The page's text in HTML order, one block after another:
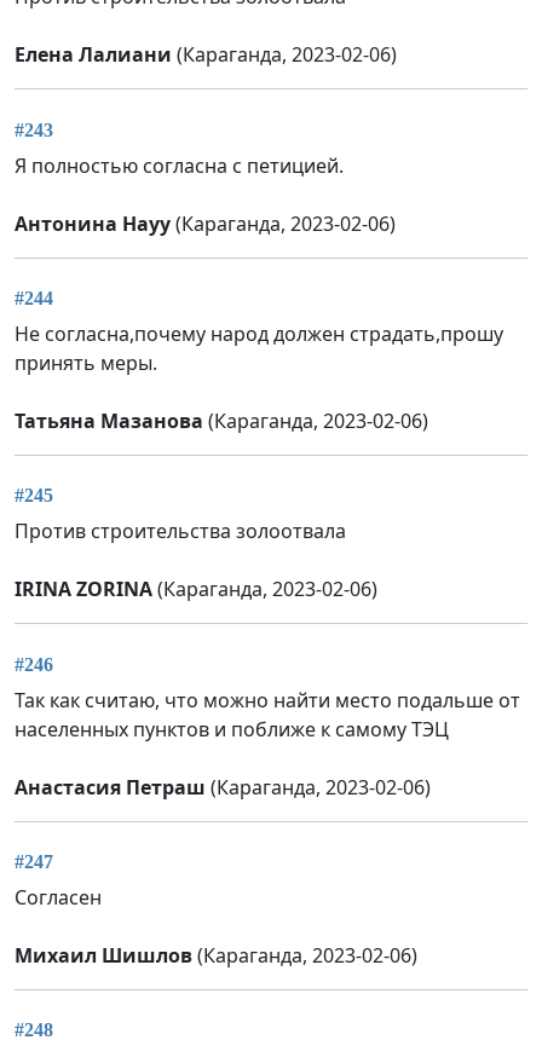
Елена Лалиани (Караганда, 2023-02-06)
#243
Я полностью согласна с петицией.
Антонина Науу(Караганда, 2023-02-06)
#244
Не согласна,почему народ должен страдать,прошу
принять меры.
Татьяна Мазанова (Караганда, 2023-02-06)
#245
Против строительства золоотвала
IRINA ZORINA(Караганда, 2023-02-06)
#246
Так как считаю, что можно найти место подальше от
населенных пунктов и поближе к самому ТЭЦ
Анастасия Петраш (Караганда, 2023-02-06)
#247
Согласен
Михаил Шишлов(Караганда, 2023-02-06)
#248